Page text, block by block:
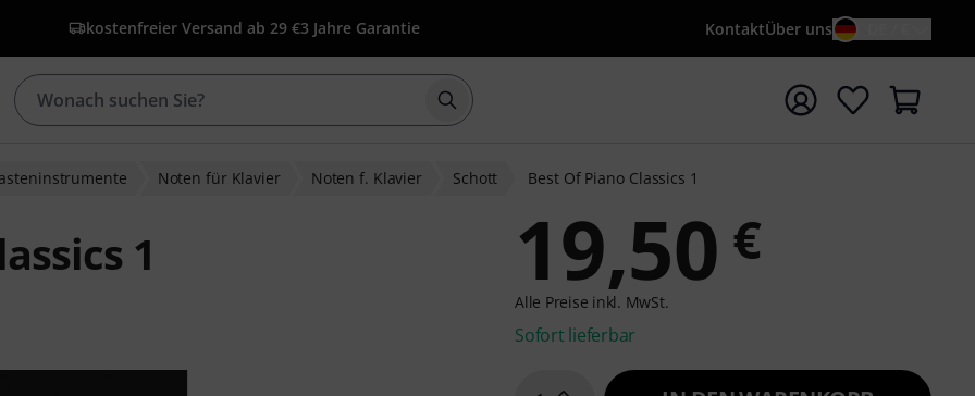
kostenfreier Versand ab 29 €3 Jahre Garantie KontaktÜber uns
Suche mit Suchwort {searchTerm} starten
Noten für Klavier Noten f. Klavier Schott Best Of Piano Classics 1
1 19,50 €
Alle Preise inkl. MwSt.
Sofort lieferbar